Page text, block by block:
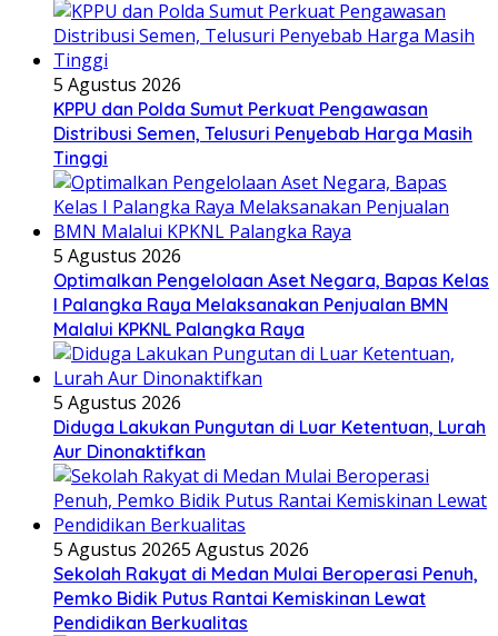
5 Agustus 2026
KPPU dan Polda Sumut Perkuat Pengawasan
Distribusi Semen, Telusuri Penyebab Harga Masih
Tinggi
5 Agustus 2026
Optimalkan Pengelolaan Aset Negara, Bapas Kelas
I Palangka Raya Melaksanakan Penjualan BMN
Malalui KPKNL Palangka Raya
5 Agustus 2026
Diduga Lakukan Pungutan di Luar Ketentuan, Lurah
Aur Dinonaktifkan
5 Agustus 20265 Agustus 2026
Sekolah Rakyat di Medan Mulai Beroperasi Penuh,
Pemko Bidik Putus Rantai Kemiskinan Lewat
Pendidikan Berkualitas